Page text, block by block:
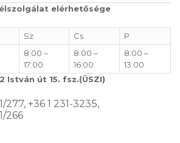
elérhetősége
Sz Cs
P
8:00 –
17:00
8:00 –
16:00
8:00 –
13:00
István út 15. fsz.(ÜSZI)
277, +36 1 231-3235,
266